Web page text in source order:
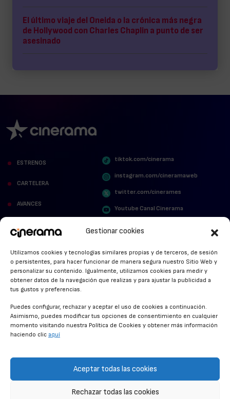
Gestionar cookies
Utilizamos cookies y tecnologías similares propias y de terceros, de sesión
o persistentes, para hacer funcionar de manera segura nuestro Sitio Web y
personalizar su contenido. Igualmente, utilizamos cookies para medir y
obtener datos de la navegación que realizas y para ajustar la publicidad a
tus gustos y preferencias.
Puedes configurar, rechazar y aceptar el uso de cookies a continuación.
Asimismo, puedes modificar tus opciones de consentimiento en cualquier
momento visitando nuestra Política de Cookies y obtener más información
haciendo clic aquí
Aceptar todas las cookies
Rechazar todas las cookies
El último viaje del Oneida o la crónica más negra
de Hollywood con Charles Chaplin a punto de ser
asesinado
ESTRENOS
CARTELERA
AVANCES
STREAMING NEWS
ANUNCIOS DE CINE
tiktok.com/cinerama
instagram.com/cineramaweb
twitter.com/cinerames
Youtube Canal Cinerama
POLÍTICA DE COOKIES